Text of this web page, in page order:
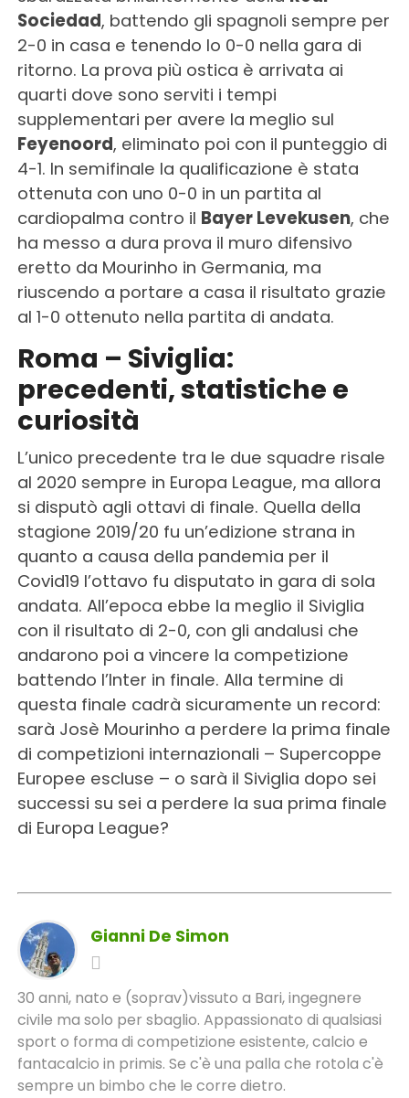
Sociedad, battendo gli spagnoli sempre per
2-0 in casa e tenendo lo 0-0 nella gara di
ritorno. La prova più ostica è arrivata ai
quarti dove sono serviti i tempi
supplementari per avere la meglio sul
Feyenoord, eliminato poi con il punteggio di
4-1. In semifinale la qualificazione è stata
ottenuta con uno 0-0 in un partita al
cardiopalma contro il Bayer Levekusen, che
ha messo a dura prova il muro difensivo
eretto da Mourinho in Germania, ma
riuscendo a portare a casa il risultato grazie
al 1-0 ottenuto nella partita di andata.
Roma – Siviglia:
precedenti, statistiche e
curiosità
L’unico precedente tra le due squadre risale
al 2020 sempre in Europa League, ma allora
si disputò agli ottavi di finale. Quella della
stagione 2019/20 fu un’edizione strana in
quanto a causa della pandemia per il
Covid19 l’ottavo fu disputato in gara di sola
andata. All’epoca ebbe la meglio il Siviglia
con il risultato di 2-0, con gli andalusi che
andarono poi a vincere la competizione
battendo l’Inter in finale. Alla termine di
questa finale cadrà sicuramente un record:
sarà Josè Mourinho a perdere la prima finale
di competizioni internazionali – Supercoppe
Europee escluse – o sarà il Siviglia dopo sei
successi su sei a perdere la sua prima finale
di Europa League?
Gianni De Simon
30 anni, nato e (soprav)vissuto a Bari, ingegnere
civile ma solo per sbaglio. Appassionato di qualsiasi
sport o forma di competizione esistente, calcio e
fantacalcio in primis. Se c'è una palla che rotola c'è
sempre un bimbo che le corre dietro.